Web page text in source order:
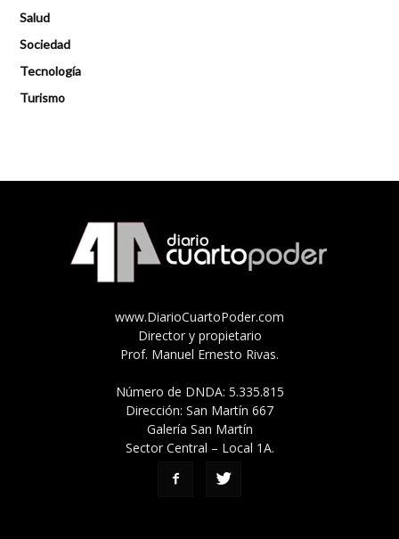
Salud
Sociedad
Tecnología
Turismo
www.DiarioCuartoPoder.com
Director y propietario
Prof. Manuel Ernesto Rivas.
Número de DNDA: 5.335.815
Dirección: San Martín 667
Galería San Martín
Sector Central – Local 1A.